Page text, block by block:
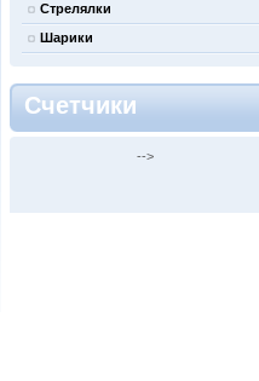
Стрелялки
Шарики
Счетчики
-->